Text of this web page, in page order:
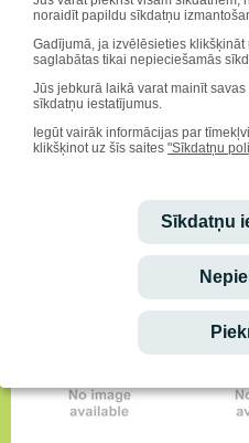
noraidīt papildu sīkdatņu
Gadījumā, ja izvēlēsieties
saglabātas tikai nepieciešamās
Jūs jebkurā laikā varat mainīt
sīkdatņu iestatījumus.
Iegūt vairāk informācijas par
klikšķinot uz šīs saites "Sīkdatņu
Sīkdatņu